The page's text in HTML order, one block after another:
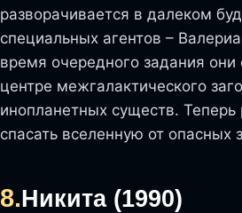
разворачивается в далеком
специальных агентов –
время очередного задания они
центре межгалактического
инопланетных существ. Теперь
спасать вселенную от опасных
8.Никита (1990)